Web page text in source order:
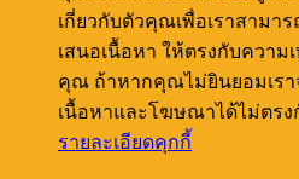
เกี่ยวกับตัวคุณเพื่อเราสามา
เสนอเนื้อหา ให้ตรงกับควา
คุณ ถ้าหากคุณไม่ยินยอมเรา
เนื้อหาและโฆษณาได้ไม่ตร
รายละเอียดคุกกี้